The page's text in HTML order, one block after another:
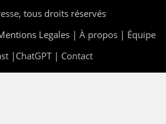
, tous droits réservés
Legales | À propos | Équipe
| ChatGPT| Contact